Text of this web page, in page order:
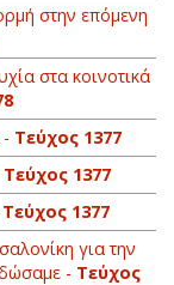
στην επόμενη
στα κοινοτικά
Τεύχος 1377
Τεύχος 1377
Τεύχος 1377
για την
- Τεύχος